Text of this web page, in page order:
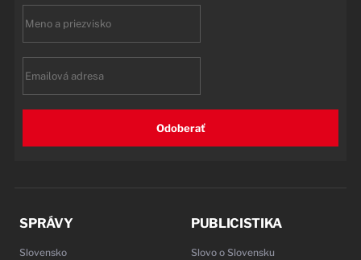
Odoberať
SPRÁVY
Slovensko
PUBLICISTIKA
Slovo o Slovensku